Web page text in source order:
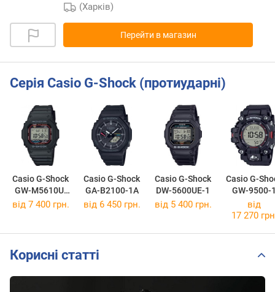
(Харків)
Перейти в магазин
Серія Casio G-Shock (протиударні)
Casio G-Shock
GW-M5610U-
1E
Casio G-Shock
GA-B2100-1A
Casio G-Shock
DW-5600UE-1
Casio G-
GW-9500-
від 7 400 грн. від 6 450 грн. від 5 400 грн.
від
17 270
Корисні статті